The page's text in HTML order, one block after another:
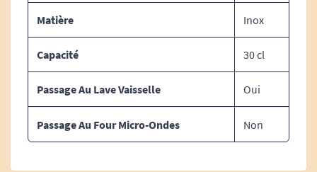
Matière Inox
Capacité 30 cl
Passage Au Lave Vaisselle Oui
Passage Au Four Micro-Ondes Non